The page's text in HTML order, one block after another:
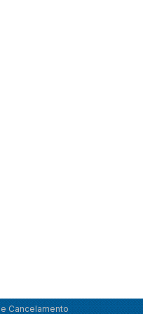
Cancelamento